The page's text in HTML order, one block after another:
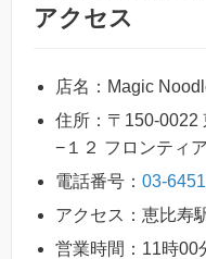
アクセス
店名：Magic
住所：〒150-0022
−１２ フロンティ
電話番号： 03-
アクセス：恵比寿
営業時間：11時00